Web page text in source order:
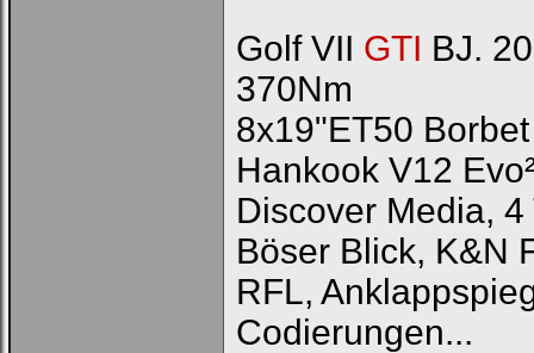
Golf VII GTI BJ.
370Nm
8x19"ET50
Hankook V12
Discover Media,
Böser Blick, K&N
RFL,
Codierungen...